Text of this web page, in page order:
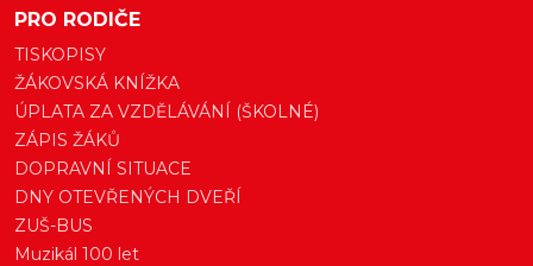
PRO RODIČE
TISKOPISY
ŽÁKOVSKÁ KNÍŽKA
ÚPLATA ZA VZDĚLÁVÁNÍ (ŠKOLNÉ)
ZÁPIS ŽÁKŮ
DOPRAVNÍ SITUACE
DNY OTEVŘENÝCH DVEŘÍ
ZUŠ-BUS
Muzikál 100 let